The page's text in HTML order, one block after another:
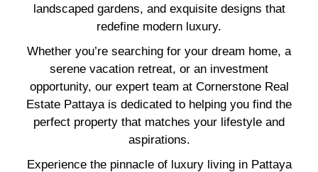
landscaped gardens, and exquisite designs that
redefine modern luxury.
Whether you’re searching for your dream home, a
serene vacation retreat, or an investment
opportunity, our expert team at Cornerstone Real
Estate Pattaya is dedicated to helping you find the
perfect property that matches your lifestyle and
aspirations.
Experience the pinnacle of luxury living in Pattaya